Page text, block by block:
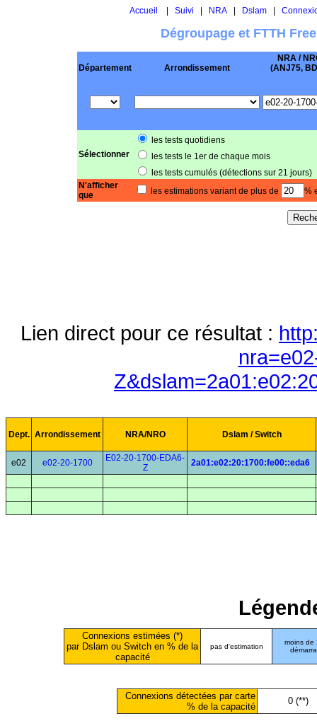
Accueil Suivi NRA| Dslam|
Dégroupage et FTTH
Département Arrondissement
NRA /
(ANJ75,
Sélectionner
les tests quotidiens
les tests le 1er de chaque mois
les tests cumulés (détections sur 21 jours)
N'afficher
que
les estimations variant de plus de %
Lien direct pour ce résultat :
Dept. Arrondissement NRA/NRO Dslam / Switch
e02 e02-20-1700
E02-20-1700-EDA6-
Z
2a01:e02:20:1700:fe00::eda6
Connexions estimées (*)
par Dslam ou Switch en % de la
capacité
pas d'estimation
moins de
Connexions détectées par carte
% de la capacité
0 (**)